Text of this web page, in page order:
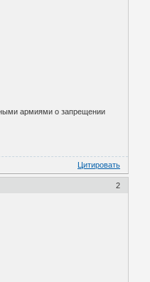
армиями о запрещении
Цитировать
2